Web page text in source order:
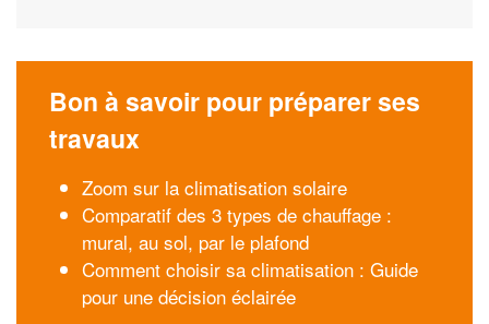
Bon à savoir pour préparer ses
travaux
Zoom sur la climatisation solaire
Comparatif des 3 types de chauffage :
mural, au sol, par le plafond
Comment choisir sa climatisation : Guide
pour une décision éclairée